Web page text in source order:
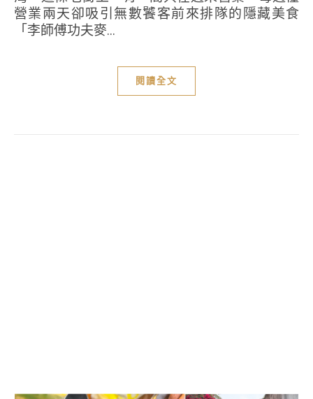
營業兩天卻吸引無數饕客前來排隊的隱藏美食
「李師傅功夫麥...
閱讀全文